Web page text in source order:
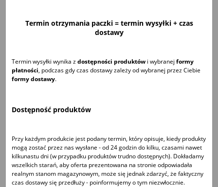
Termin otrzymania paczki = termin wysyłki + czas
dostawy
Termin wysyłki wynika zdostępności produktów i wybranej formy
płatności, podczas gdy czas dostawy zależy od wybranej przez Ciebie
formy dostawy.
Dostępność produktów
Przy każdym produkcie jest podany termin, który opisuje, kiedy produkty
mogą zostać przez nas wysłane - od 24 godzin do kilku, czasami nawet
kilkunastu dni (w przypadku produktów trudno dostępnych). Dokładamy
wszelkich starań, aby oferta prezentowana na stronie odpowiadała
realnym stanom magazynowym, może się jednak zdarzyć, że faktyczny
czas dostawy się przedłuży - poinformujemy o tym niezwłocznie.